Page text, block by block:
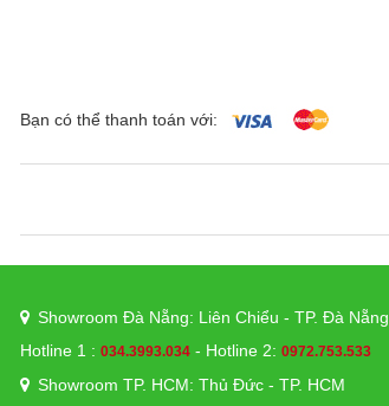
Bạn có thể thanh toán với:
Showroom Đà Nẵng: Liên Chiểu - TP. Đà Nẵng
Hotline 1 : 034.3993.034 - Hotline 2: 0972.753.533
Showroom TP. HCM: Thủ Đức - TP. HCM